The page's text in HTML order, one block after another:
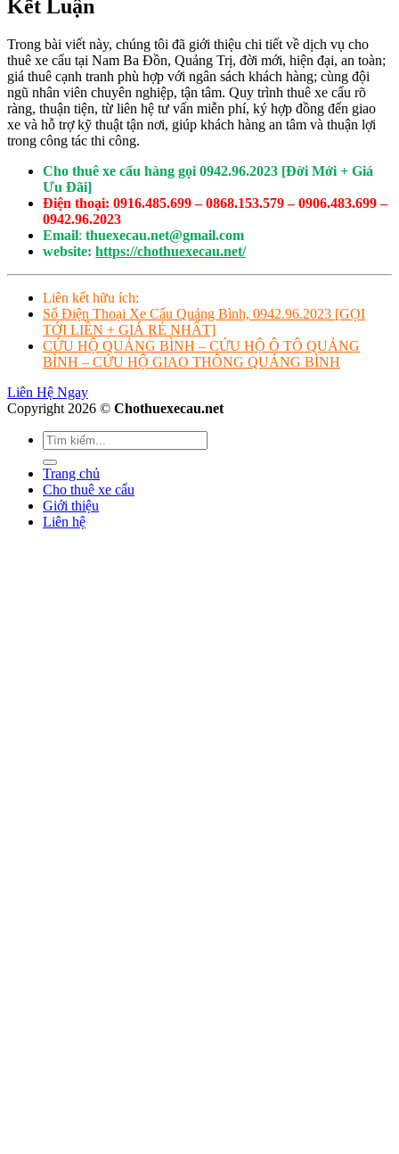
Kết Luận
Trong bài viết này, chúng tôi đã giới thiệu chi tiết về dịch vụ cho
thuê xe cẩu tại Nam Ba Đồn, Quảng Trị, đời mới, hiện đại, an toàn;
giá thuê cạnh tranh phù hợp với ngân sách khách hàng; cùng đội
ngũ nhân viên chuyên nghiệp, tận tâm. Quy trình thuê xe cẩu rõ
ràng, thuận tiện, từ liên hệ tư vấn miễn phí, ký hợp đồng đến giao
xe và hỗ trợ kỹ thuật tận nơi, giúp khách hàng an tâm và thuận lợi
trong công tác thi công.
Cho thuê xe cẩu hàng gọi 0942.96.2023 [Đời Mới + Giá
Ưu Đãi]
Điện thoại: 0916.485.699 – 0868.153.579 – 0906.483.699 –
0942.96.2023
Email: thuexecau.net@gmail.com
website: https://chothuexecau.net/
Liên kết hữu ích:
Số Điện Thoại Xe Cẩu Quảng Bình, 0942.96.2023 [GỌI
TỚI LIỀN + GIÁ RẺ NHẤT]
CỨU HỘ QUẢNG BÌNH – CỨU HỘ Ô TÔ QUẢNG
BÌNH – CỨU HỘ GIAO THÔNG QUẢNG BÌNH
Liên Hệ Ngay
Copyright 2026 © Chothuexecau.net
Trang chủ
Cho thuê xe cẩu
Giới thiệu
Liên hệ